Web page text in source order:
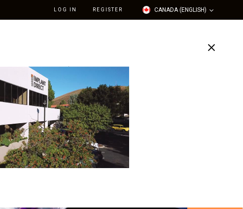
LOG IN REGISTER CANADA (ENGLISH)
Support Our Company